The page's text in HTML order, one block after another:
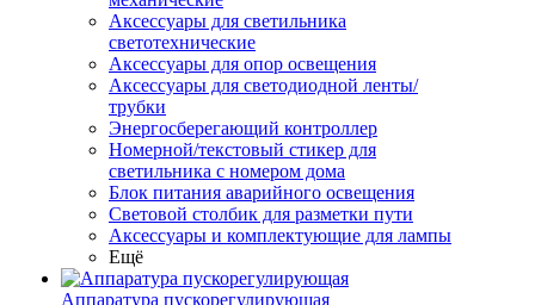
Аксессуары для светильника
светотехнические
Аксессуары для опор освещения
Аксессуары для светодиодной ленты/
трубки
Энергосберегающий контроллер
Номерной/текстовый стикер для
светильника с номером дома
Блок питания аварийного освещения
Световой столбик для разметки пути
Аксессуары и комплектующие для лампы
Ещё
Аппаратура пускорегулирующая